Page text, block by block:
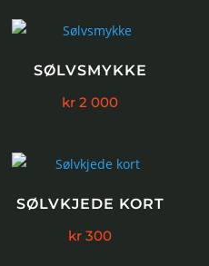
SØLVSMYKKE
kr 2 000
SØLVKJEDE KORT
kr 300